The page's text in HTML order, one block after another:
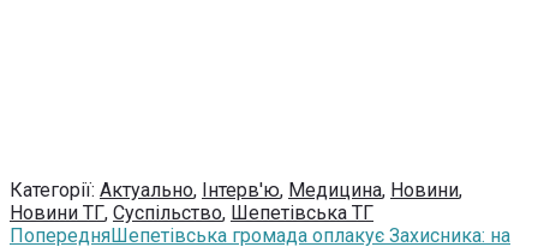
Категорії: Актуально, Інтерв'ю, Медицина, Новини,
Новини ТГ, Суспільство, Шепетівська ТГ
ПопередняШепетівська громада оплакує Захисника: на